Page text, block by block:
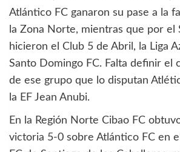
Atlántico FC ganaron su pase a la
la Zona Norte, mientras que por el
hicieron el Club 5 de Abril, la Liga
Santo Domingo FC. Falta definir el
de ese grupo que lo disputan
la EF Jean Anubi.
En la Región Norte Cibao FC
victoria 5-0 sobre Atlántico FC en